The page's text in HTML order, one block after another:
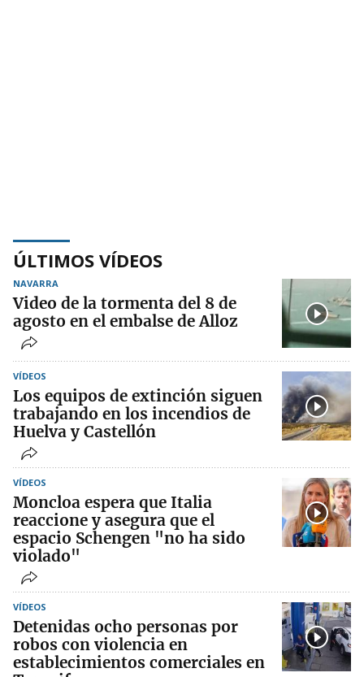
ÚLTIMOS VÍDEOS
NAVARRA
Video de la tormenta del 8 de
agosto en el embalse de Alloz
VÍDEOS
Los equipos de extinción siguen
trabajando en los incendios de
Huelva y Castellón
VÍDEOS
Moncloa espera que Italia
reaccione y asegura que el
espacio Schengen "no ha sido
violado"
VÍDEOS
Detenidas ocho personas por
robos con violencia en
establecimientos comerciales en